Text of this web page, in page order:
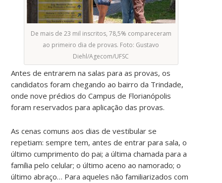
De mais de 23 mil inscritos, 78,5% compareceram
ao primeiro dia de provas. Foto: Gustavo
Diehl/Agecom/UFSC
Antes de entrarem na salas para as provas, os
candidatos foram chegando ao bairro da Trindade,
onde nove prédios do Campus de Florianópolis
foram reservados para aplicação das provas.
As cenas comuns aos dias de vestibular se
repetiam: sempre tem, antes de entrar para sala, o
último cumprimento do pai; a última chamada para a
família pelo celular; o último aceno ao namorado; o
último abraço… Para aqueles não familiarizados com